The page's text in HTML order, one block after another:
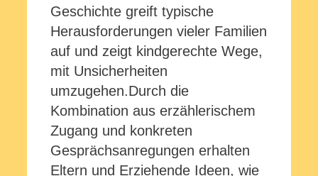
Geschichte greift typische
Herausforderungen vieler Familien
auf und zeigt kindgerechte Wege,
mit Unsicherheiten
umzugehen.Durch die
Kombination aus erzählerischem
Zugang und konkreten
Gesprächsanregungen erhalten
Eltern und Erziehende Ideen, wie